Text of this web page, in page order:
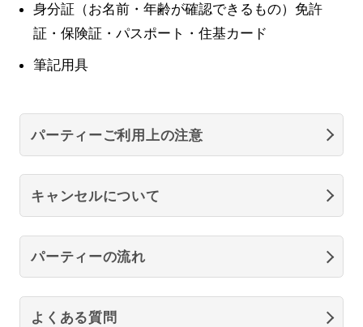
身分証（お名前・年齢が確認できるもの）免許
証・保険証・パスポート・住基カード
筆記用具
パーティーご利用上の注意
キャンセルについて
パーティーの流れ
よくある質問